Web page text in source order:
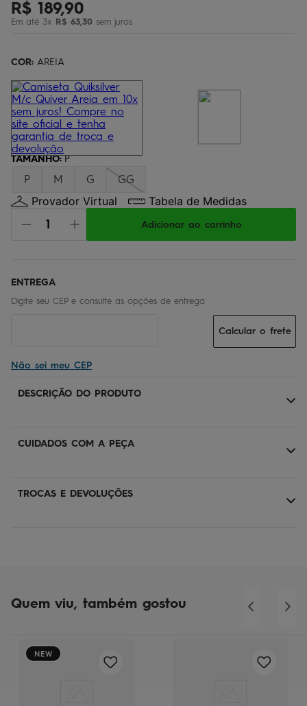
R$ 189,90
Em até 3x R$ 63,30 sem juros
COR: AREIA
TAMANHO: P
P M G GG
Provador Virtual Tabela de Medidas
Adicionar ao carrinho
Não sei meu CEP
Calcular o frete
DESCRIÇÃO DO PRODUTO
CUIDADOS COM A PEÇA
TROCAS E DEVOLUÇÕES
Quem viu, também gostou
NEW
º bermuda
7º jaqueta
8º boardshort
9º chinelo
10º calça